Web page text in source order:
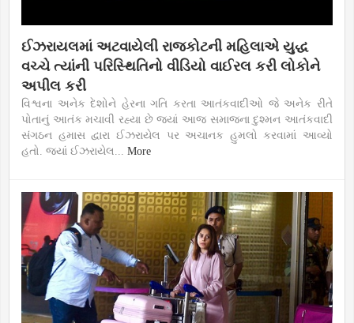
ઈઝરાયલમાં અટવાયેલી રાજકોટની મહિલાએ યુદ્ધ
વચ્ચે ત્યાંની પરિસ્થિતિનો વીડિયો વાઈરલ કરી લોકોને
અપીલ કરી
વિશ્વના અનેક દેશોને હેરના ગતિ કરતા આતંકવાદીઓ જે અનેક રીતે
પોતાનું આતંક મચાવી રહ્યા છે જ્યાં આજ સમાજના દુશ્મન આતંકવાદી
સંગઠન હમાસ દ્વારા ઈઝરાયેલ પર અચાનક હુમલો કરવામાં આવ્યો
હતો. જ્યાં ઈઝરાયેલ... More